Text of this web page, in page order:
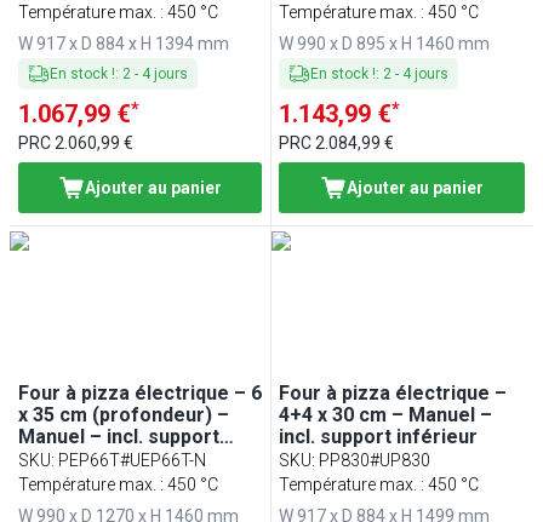
Température max. : 450 °C
W 917 x D 884 x H 1394 mm
En stock !: 2- 4 jours
1.067,99 €*
PRC2.060,99 €
Ajouter au panier
Température max. : 450 °C
W 990 x D 895 x H 1460 mm
En stock !: 2 - 4 jours
1.143,99 €*
PRC2.084,99 €
Ajouter au panier
Four à pizza électrique – 6
x 35 cm (profondeur) –
Manuel – incl. support
inférieur
SKU: PEP66T#UEP66T-N
Température max. : 450 °C
W 990 x D 1270 x H 1460 mm
Four à pizza électrique –
4+4 x 30 cm – Manuel –
incl. support inférieur
SKU: PP830#UP830
Température max. : 450 °C
W 917 x D 884 x H 1499 mm